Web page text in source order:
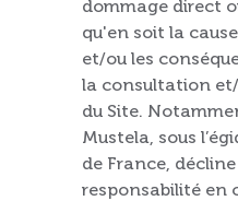
dommage direct
qu'en soit la
et/ou les
la consultation
du Site.
Mustela, sous
de France,
responsabilité en